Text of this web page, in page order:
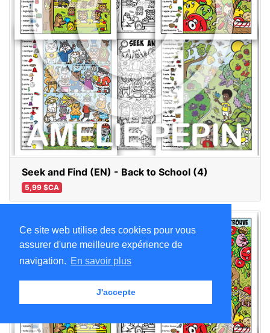
Ce site web utilise des cookies pour vous
assurer d'une meilleure expérience de
navigation. En savoir plus
J'accepte
Seek and Find (EN) - Back to School (4)
5,99 $CA